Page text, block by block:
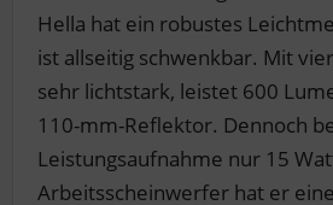
Hella hat ein robustes
ist allseitig schwenkbar. Mit
sehr lichtstark, leistet 600
110-mm-Reflektor. Dennoch
Leistungsaufnahme nur 15
Arbeitsscheinwerfer hat er